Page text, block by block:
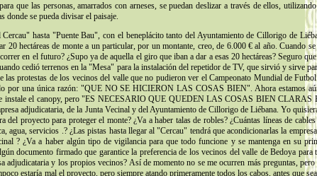
que las personas, amarrados con arneses, se puedan deslizar a través de ellos,
donde se pueda divisar el paisaje.
hasta "Puente Bau", con el beneplácito tanto del Ayuntamiento de Cillorigo de
20 hectáreas de monte a un particular, por un montante, creo, de 6.000 € al año. Cuando
en el futuro? ¿Supo ya de aquella el giro que iban a dar a esas 20 hectáreas? Seguro
cedió terrenos en la "Mesa" para la instalación del repetidor de TV, que sirvió y sirve
las protestas de los vecinos del valle que no pudieron ver el Campeonato Mundial de
por una única razón: "QUE NO SE HICIERON LAS COSAS BIEN". Ahora estamos
instale el canopy, pero "ES NECESARIO QUE QUEDEN LAS COSAS BIEN
adjudicataria, de la Junta Vecinal y del Ayuntamiento de Cillorigo de Liébana. Yo
proyecto para proteger el monte? ¿Va a haber talas de robles? ¿Cuántas líneas de
agua, servicios .? ¿Las pistas hasta llegar al "Cercau" tendrá que acondicionarlas la
? ¿Va a haber algún tipo de vigilancia para que todo funcione y se mantenga en su
documento firmado que garantice la preferencia de los vecinos del valle de Bedoya para
y los propios vecinos? Así de momento no se me ocurren más preguntas,
estaría mal el proyecto, pero siempre atando primeramente todos los cabos, antes que